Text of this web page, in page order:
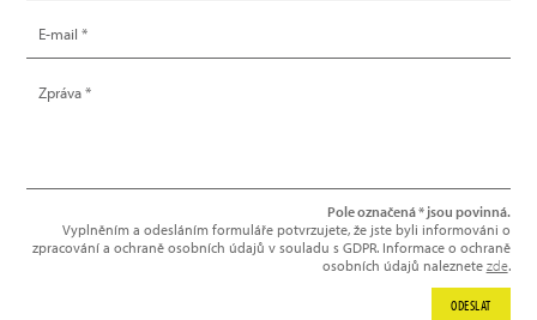
Pole označená * jsou povinná.
Vyplněním a odesláním formuláře potvrzujete, že jste byli informováni o
zpracování a ochraně osobních údajů v souladu s GDPR. Informace o ochraně
osobních údajů naleznete zde.
ODESLAT